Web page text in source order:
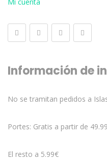
Información de
No se tramitan pedidos a
Portes: Gratis a partir de
El resto a 5.99€